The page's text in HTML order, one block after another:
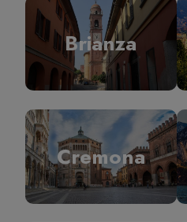
Brianza
Cremona